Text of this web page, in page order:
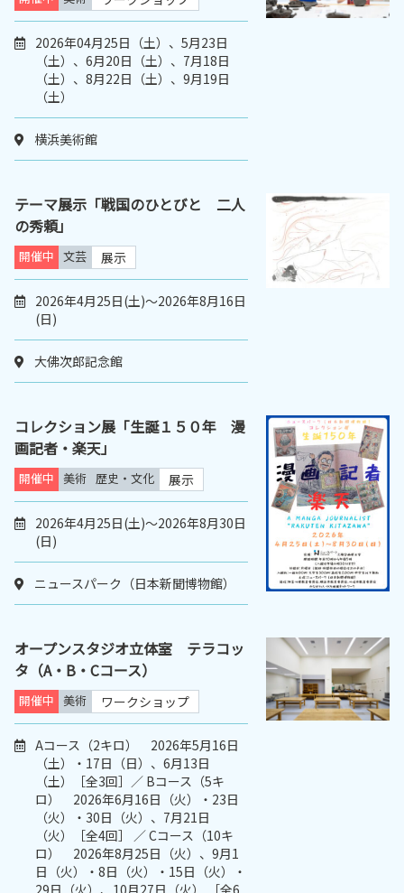
2026年04月25日（土）、5月23日
（土）、6月20日（土）、7月18日
（土）、8月22日（土）、9月19日
（土）
横浜美術館
テーマ展示「戦国のひとびと 二人
の秀頼」
開催中 文芸 展示
2026年4月25日(土)～2026年8月16日
(日)
大佛次郎記念館
コレクション展「生誕１５０年 漫
画記者・楽天」
開催中 美術 歴史・文化 展示
2026年4月25日(土)～2026年8月30日
(日)
ニュースパーク（日本新聞博物館）
オープンスタジオ立体室 テラコッ
タ（A・B・Cコース）
開催中 美術 ワークショップ
Aコース（2キロ） 2026年5月16日
（土）・17日（日）、6月13日
（土）［全3回］／ Bコース（5キ
ロ） 2026年6月16日（火）・23日
（火）・30日（火）、7月21日
（火）［全4回］ ／ Cコース（10キ
ロ） 2026年8月25日（火）、9月1
日（火）・8日（火）・15日（火）・